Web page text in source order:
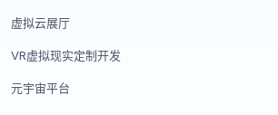
虚拟云展厅
VR虚拟现实定制开发
元宇宙平台